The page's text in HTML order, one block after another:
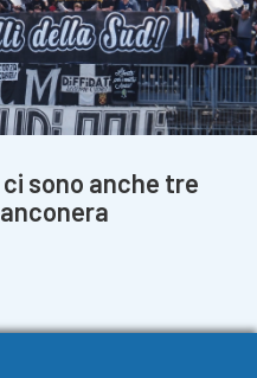
sono anche tre